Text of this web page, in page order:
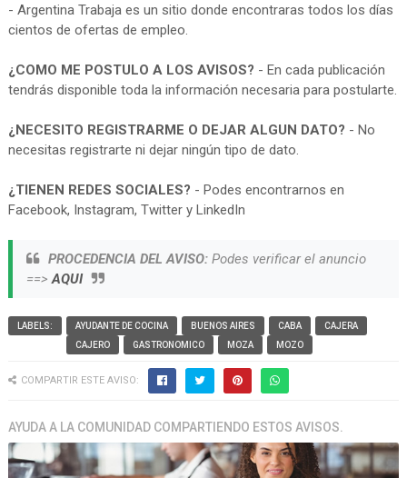
- Argentina Trabaja es un sitio donde encontraras todos los días
cientos de ofertas de empleo.
¿COMO ME POSTULO A LOS AVISOS? - En cada publicación
tendrás disponible toda la información necesaria para postularte.
¿NECESITO REGISTRARME O DEJAR ALGUN DATO? - No
necesitas registrarte ni dejar ningún tipo de dato.
¿TIENEN REDES SOCIALES? - Podes encontrarnos en
Facebook, Instagram, Twitter y LinkedIn
PROCEDENCIA DEL AVISO:Podes verificar el anuncio
==>AQUI
LABELS: AYUDANTE DE COCINA BUENOS AIRES CABA
CAJERA
CAJERO
GASTRONOMICO MOZA MOZO
COMPARTIR ESTE AVISO:
AYUDA A LA COMUNIDAD COMPARTIENDO ESTOS AVISOS.